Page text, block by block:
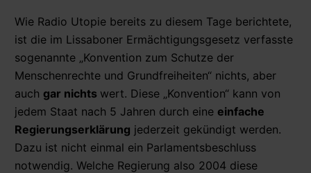
Wie Radio Utopie bereits zu diesem Tage berichtete,
ist die im Lissaboner Ermächtigungsgesetz verfasste
sogenannte „Konvention zum Schutze der
Menschenrechte und Grundfreiheiten“ nichts, aber
auch gar nichts wert. Diese „Konvention“ kann von
jedem Staat nach 5 Jahren durch eine einfache
Regierungserklärung jederzeit gekündigt werden.
Dazu ist nicht einmal ein Parlamentsbeschluss
notwendig. Welche Regierung also 2004 diese